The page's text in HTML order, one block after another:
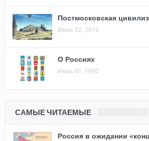
Постмосковская
Июнь 02, 2016
О Россиях
Июль 01, 1990
САМЫЕ ЧИТАЕМЫЕ
Россия в ожидании